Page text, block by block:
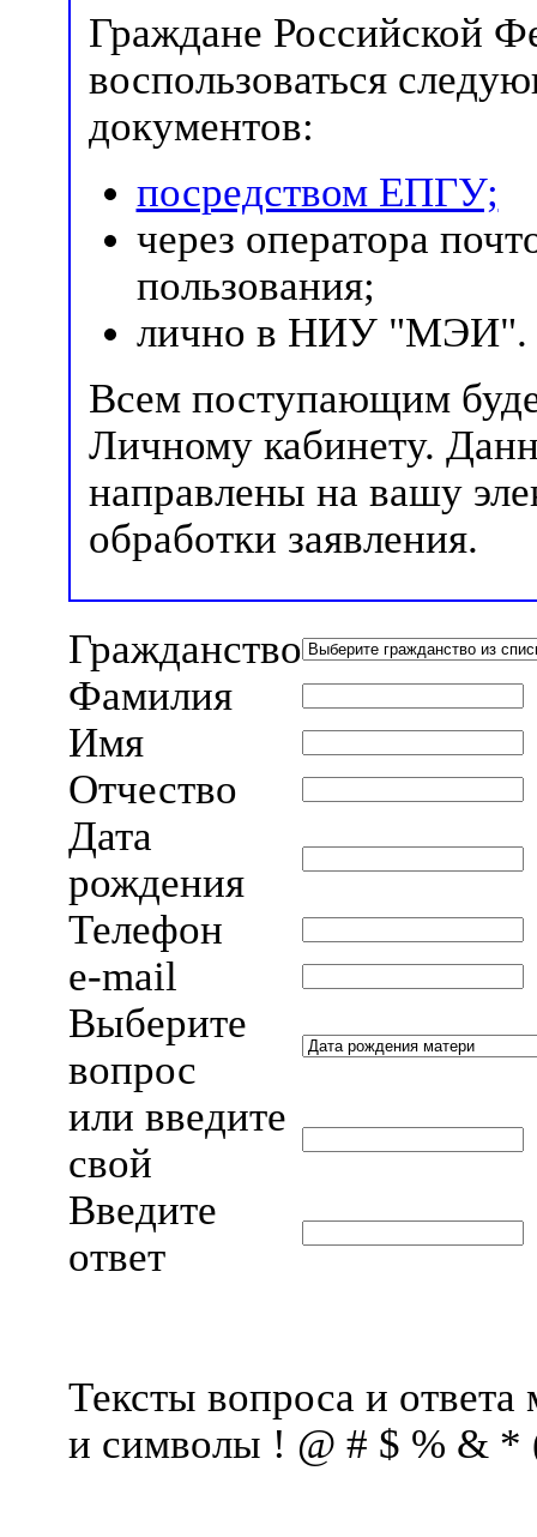
Граждане Российской
воспользоваться
документов:
посредством ЕПГУ;
через оператора
пользования;
лично в НИУ "МЭИ".
Всем поступающим
Личному кабинету.
направлены на вашу
обработки заявления.
Гражданство
Фамилия
Имя
Отчество
Дата
рождения
Телефон
e-mail
Выберите
вопрос
или введите
свой
Введите
ответ
Тексты вопроса и
и символы ! @ # $ % & *